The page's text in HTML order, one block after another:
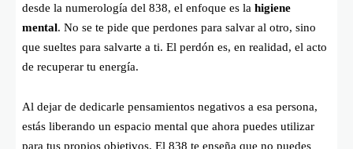
desde la numerología del 838, el enfoque es la higiene
mental. No se te pide que perdones para salvar al otro, sino
que sueltes para salvarte a ti. El perdón es, en realidad, el acto
de recuperar tu energía.
Al dejar de dedicarle pensamientos negativos a esa persona,
estás liberando un espacio mental que ahora puedes utilizar
para tus propios objetivos. El 838 te enseña que no puedes